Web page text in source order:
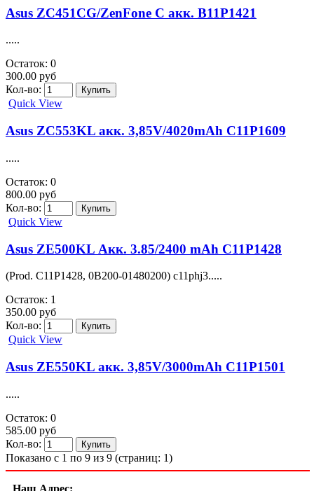
Asus ZC451CG/ZenFone C акк. B11P1421
.....
Остаток: 0
300.00 руб
Кол-во:
Quick View
Asus ZC553KL акк. 3,85V/4020mAh C11P1609
.....
Остаток: 0
800.00 руб
Кол-во:
Quick View
Asus ZE500KL Акк. 3.85/2400 mAh C11P1428
(Prod. C11P1428, 0B200-01480200) c11phj3.....
Остаток: 1
350.00 руб
Кол-во:
Quick View
Asus ZE550KL акк. 3,85V/3000mAh C11P1501
.....
Остаток: 0
585.00 руб
Кол-во:
Показано с 1 по 9 из 9 (страниц: 1)
Наш Адрес: